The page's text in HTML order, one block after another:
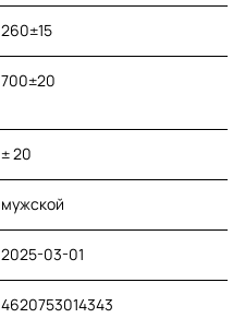
260±15
700±20
± 20
мужской
2025-03-01
4620753014343